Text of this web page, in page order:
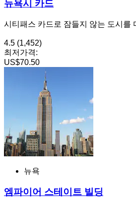
뉴욕시 카드
시티패스 카드로 잠들지 않는 도시를
4.5 (1,452)
최저가격:
US$70.50
뉴욕
엠파이어 스테이트 빌딩